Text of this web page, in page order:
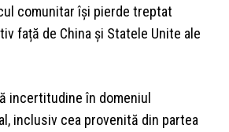
comunitar își pierde treptat
față de China și Statele Unite ale
incertitudine în domeniul
inclusiv cea provenită din partea